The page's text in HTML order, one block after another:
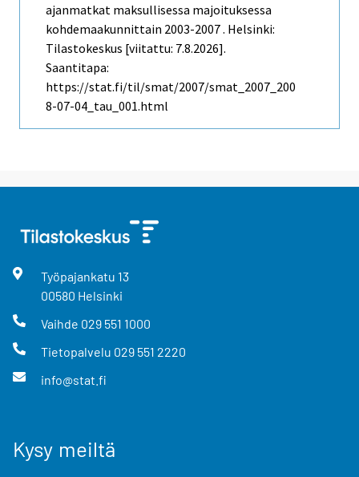
ajanmatkat maksullisessa majoituksessa
kohdemaakunnittain 2003-2007 . Helsinki:
Tilastokeskus [viitattu: 7.8.2026].
Saantitapa:
https://stat.fi/til/smat/2007/smat_2007_200
8-07-04_tau_001.html
Työpajankatu 13
00580 Helsinki
Vaihde 029 551 1000
Tietopalvelu 029 551 2220
info@stat.fi
Kysy meiltä